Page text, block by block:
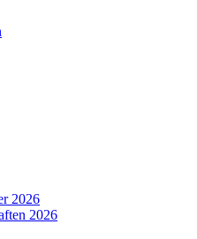
2026
2026